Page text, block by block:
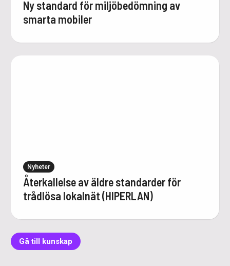
Ny standard för miljöbedömning av
smarta mobiler
Nyheter
Återkallelse av äldre standarder för
trådlösa lokalnät (HIPERLAN)
Gå till kunskap